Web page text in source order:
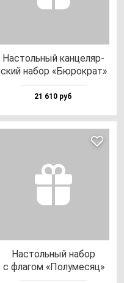
Нас­толь­ный кан­це­ляр­
ский на­бор «Бюрок­рат»
21 610 руб
Нас­толь­ный на­бор
с фла­гом «Полу­ме­сяц»